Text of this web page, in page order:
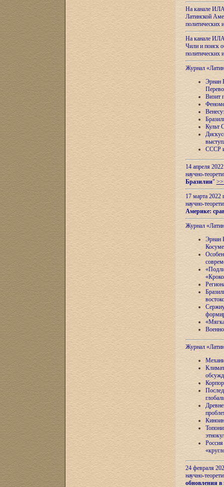
На канале
Латинской
На канале
Чили и поиск
Журнал
Эрнан
Визит
Культ
СССР и
14 апреля
научно-
Бразилии"
17 марта 2022
научно-
Америке:
Журнал
Эрнан
Журнал
24 февраля
научно-
обновления в